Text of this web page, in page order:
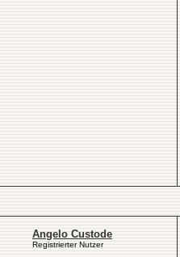
Angelo Custode
Registrierter Nutzer